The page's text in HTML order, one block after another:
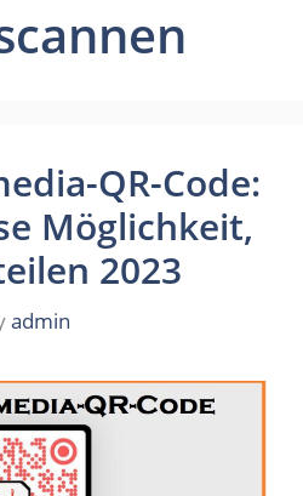
QR-Code:
Möglichkeit,
2023
admin